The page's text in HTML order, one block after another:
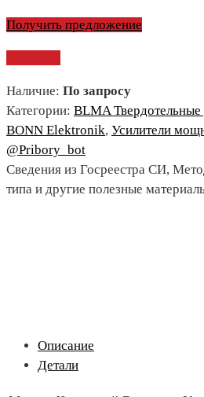
Получить предложение
Наличие: По запросу
Категории: BLMA
BONN Elektronik, Усилители
@Pribory_bot
Сведения из Госреестра СИ,
типа и другие полезные
Описание
Детали